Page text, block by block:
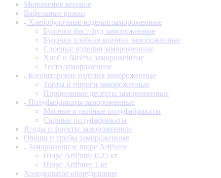
Мороженое весовое
Вафельные рожки
Хлебобулочные изделия замороженные
Булочки фаст-фуд замороженные
Булочки хлебная корзина замороженные
Слоеные изделия замороженные
Хлеб и багеты замороженные
Тесто замороженное
Кондитерские изделия замороженные
Торты и пироги замороженные
Порционные десерты замороженные
Полуфабрикаты замороженные
Мясные и рыбные полуфабрикаты
Сырные полуфабрикаты
Ягоды и фрукты замороженные
Овощи и грибы замороженные
Замороженное пюре ArtPuree
Пюре ArtPuree 0,25 кг
Пюре ArtPuree 1 кг
Холодильное оборудование